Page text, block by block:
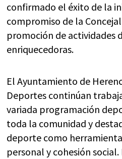
confirmado el éxito de la
compromiso de la
promoción de actividades
enriquecedoras.
El Ayuntamiento de
Deportes continúan
variada programación
toda la comunidad y
deporte como
personal y cohesión